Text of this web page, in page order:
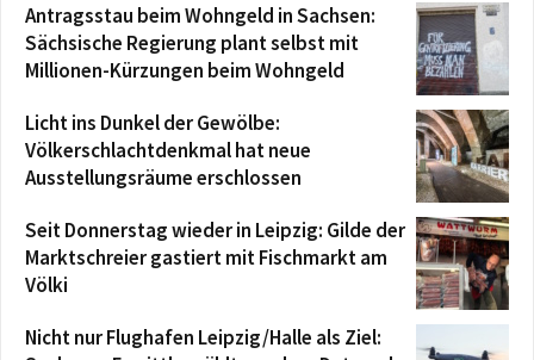
Antragsstau beim Wohngeld in Sachsen:
Sächsische Regierung plant selbst mit
Millionen-Kürzungen beim Wohngeld
Licht ins Dunkel der Gewölbe:
Völkerschlachtdenkmal hat neue
Ausstellungsräume erschlossen
Seit Donnerstag wieder in Leipzig: Gilde der
Marktschreier gastiert mit Fischmarkt am
Völki
Nicht nur Flughafen Leipzig/Halle als Ziel: